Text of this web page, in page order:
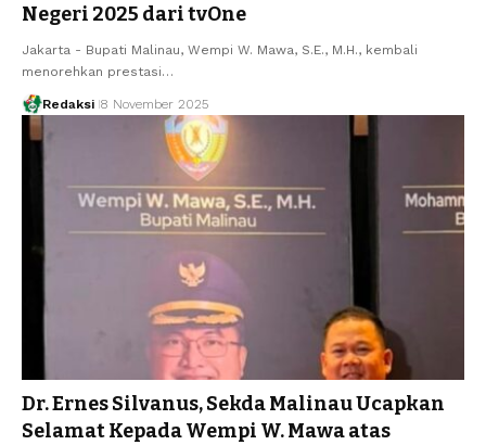
Negeri 2025 dari tvOne
Jakarta - Bupati Malinau, Wempi W. Mawa, S.E., M.H., kembali
menorehkan prestasi…
Redaksi 8 November 2025
Dr. Ernes Silvanus, Sekda Malinau Ucapkan
Selamat Kepada Wempi W. Mawa atas